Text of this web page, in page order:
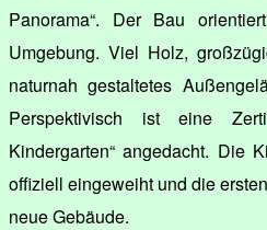
Panorama“. Der Bau
Umgebung. Viel Holz,
naturnah gestaltetes
Perspektivisch ist eine
Kindergarten“ angedacht. Die
offiziell eingeweiht und die
neue Gebäude.